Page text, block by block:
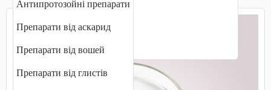
Таблетки від захитування
Ферменти для травлення
Антипротозойні препарати
Препарати від аскарид
Препарати від вошей
Препарати від глистів